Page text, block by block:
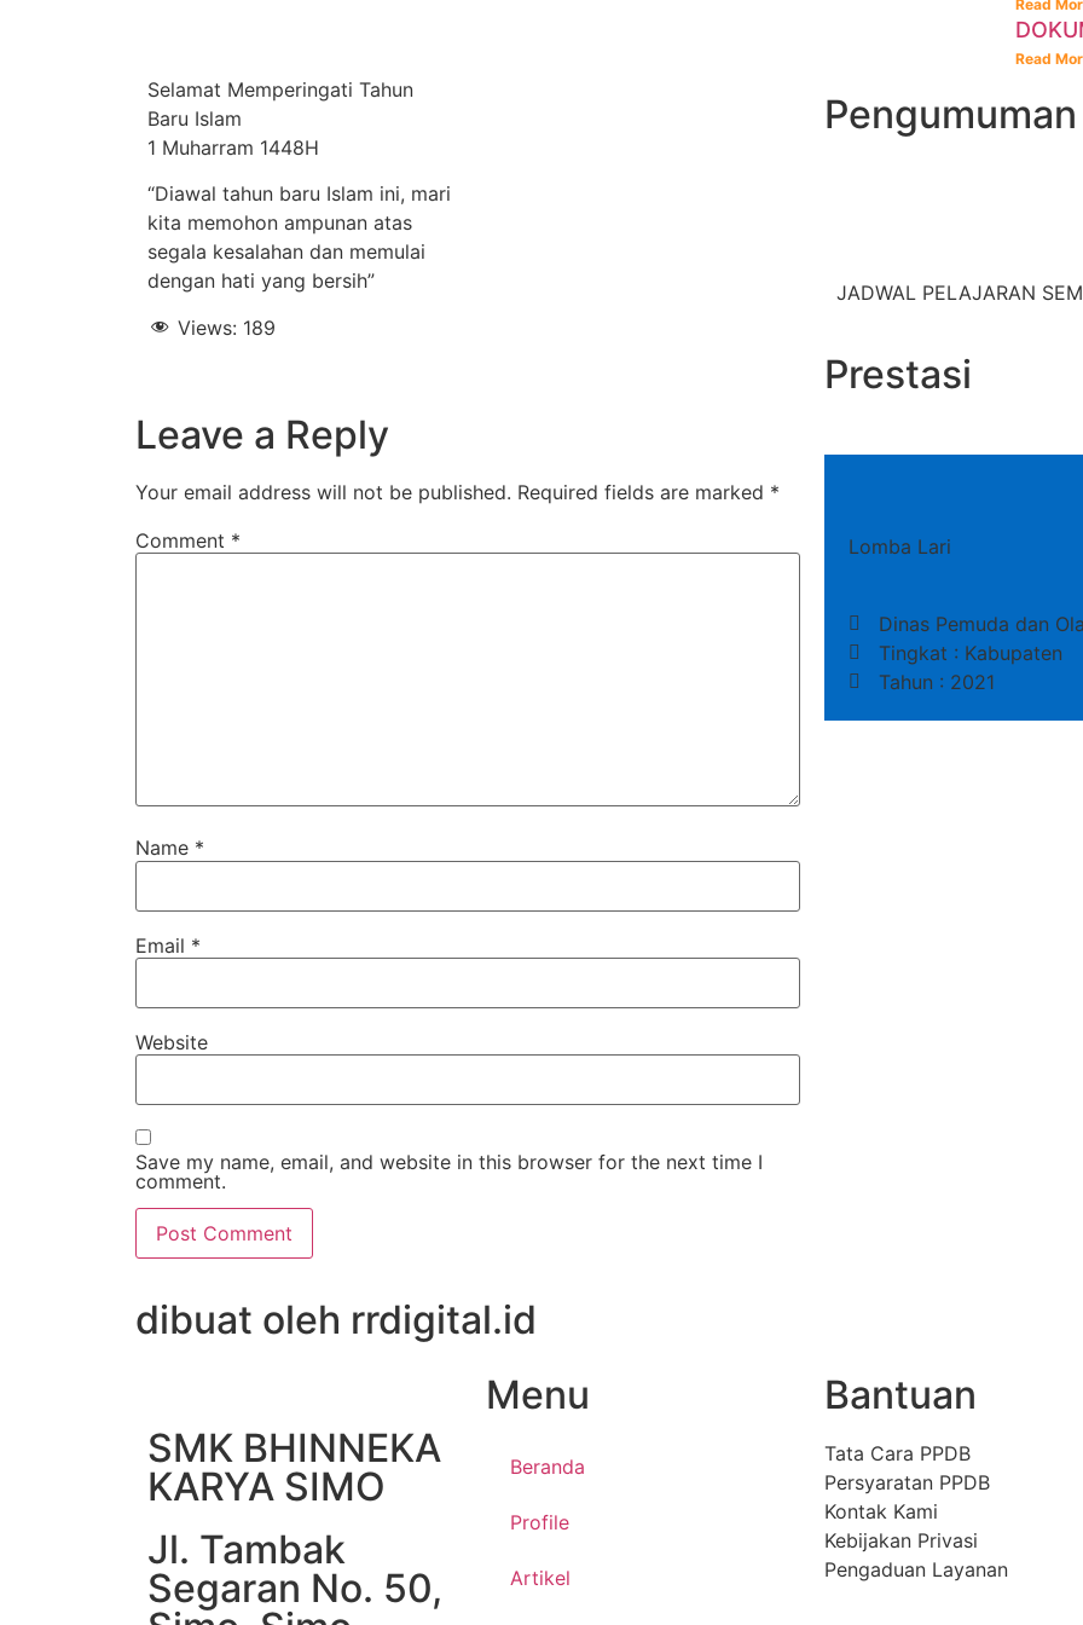
Selamat Memperingati Tahun
Baru Islam
1 Muharram 1448H
“Diawal tahun baru Islam ini, mari
kita memohon ampunan atas
segala kesalahan dan memulai
dengan hati yang bersih”
Views: 189
Leave a Reply
Your email address will not be published. Required fields are marked *
Comment *
Name *
Email *
Website
Save my name, email, and website in this browser for the next time I
comment.
Read
Read
Pengumuman
JADWAL PELAJARAN
Prestasi
Lomba Lari
Dinas Pemuda dan
Tingkat : Kabupaten
Tahun : 2021
dibuat oleh rrdigital.id
SMK BHINNEKA
KARYA SIMO
Jl. Tambak
Segaran No. 50,
Menu
Beranda
Profile
Artikel
Bantuan
Tata Cara PPDB
Persyaratan PPDB
Kontak Kami
Kebijakan Privasi
Pengaduan Layanan